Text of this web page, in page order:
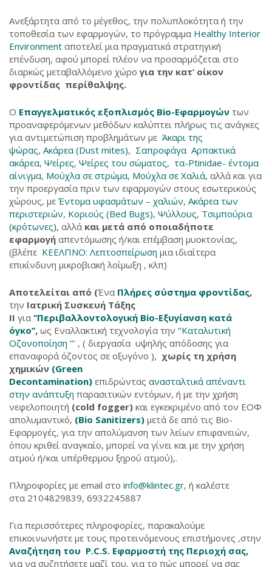
Ανεξάρτητα από το μέγεθος, την πολυπλοκότητα ή την
τοποθεσία των εφαρμογών, το πρόγραμμα Healthy Interior
Environment αποτελεί μια πραγματικά στρατηγική
επένδυση, αφού μπορεί πλέον να προσαρμόζεται στο
διαρκώς μεταβαλλόμενο χώρογια την κατ’ οίκον
φροντίδας περίθαλψης.
Ο Επαγγελματικός εξοπλισμός Bio-Εφαρμογών των
προαναφερόμενων μεθόδων καλύπτει πλήρως τις ανάγκες
για αντιμετώπιση προβλημάτων με Άκαρι της
ψώρας, Ακάρεα (Dust mites), Σαπροφάγα Αρπακτικά
ακάρεα, Ψείρες, Ψείρες του σώματος, τα-Ptinidae- έντομα
αίνιγμα, Μούχλα σε στρώμα, Μούχλα σε Χαλιά, αλλά και για
την προεργασία πριν των εφαρμογών στους εσωτερικούς
χώρους, με Έντομα υφασμάτων – χαλιών, Ακάρεα των
περιστεριών, Κοριούς (Bed Bugs), Ψύλλους, Τσιμπούρια
(κρότωνες), αλλά και μετά από οποιαδήποτε
εφαρμογή απεντόμωσης ή/και επέμβαση μυοκτονίας,
(βλέπε ΚΕΕΛΠΝΟ: Λεπτοσπείρωση μια ιδιαίτερα
επικίνδυνη μικροβιακή λοίμωξη , κλπ)
Αποτελείται από (Ένα Πλήρες σύστημα φροντίδας,
την Ιατρική Συσκευή Τάξης
ΙΙ για ‘‘Περιβαλλοντολογική Bio-Εξυγίανση κατά
όγκο’’, ως Εναλλακτική τεχνολογία την ‘‘Καταλυτική
Οζονοποίηση ’’’ , ( διεργασία υψηλής απόδοσης για
επαναφορά όζοντος σε οξυγόνο ), χωρίς τη χρήση
χημικών (Green
Decontamination) επιδρώντας ανασταλτικά απέναντι
στην ανάπτυξη παρασιτικών εντόμων, ή με την χρήση
νεφελοποιητή (cold fogger) και εγκεκριμένο από τον ΕΟΦ
απολυμαντικό, (Bio Sanitizers) μετά δε από τις Bio-
Εφαρμογές, για την απολύμανση των λείων επιφανειών,
όπου κριθεί αναγκαίο, μπορεί να γίνει και με την χρήση
ατμού ή/και υπέρθερμου ξηρού ατμού),.
Πληροφορίες με email στο info@klintec.gr, ή καλέστε
στα 2104829839, 6932245887
Για περισσότερες πληροφορίες, παρακαλούμε
επικοινωνήστε με τους προτεινόμενους επιστήμονες ,στην
Αναζήτηση του P.C.S. Εφαρμοστή της Περιοχή σας,
για να συζητήσετε μαζί του, για το πώς μπορεί να σας